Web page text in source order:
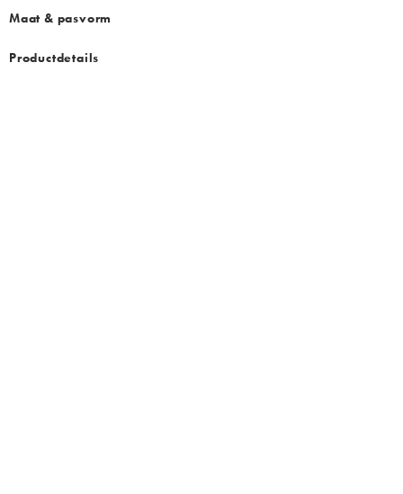
Maat & pasvorm
Productdetails